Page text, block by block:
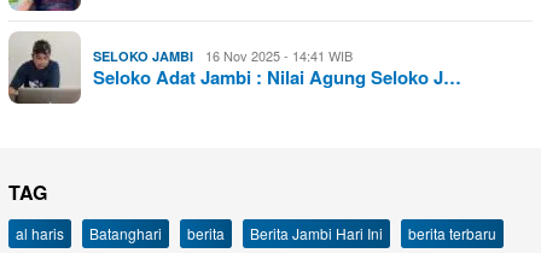
SELOKO JAMBI 16 Nov 2025 - 14:41 WIB
Seloko Adat Jambi : Nilai Agung Seloko J…
TAG
al haris Batanghari berita Berita Jambi Hari Ini
berita terbaru